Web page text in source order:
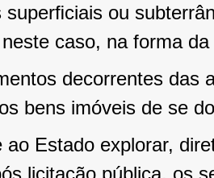
superﬁciais ou
caso, na forma
decorrentes das
bens imóveis de se
ao Estado explorar,
licitação pública, os